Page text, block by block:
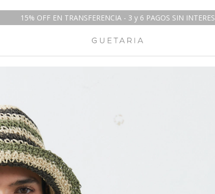
15% OFF EN TRANSFERENCIA - 3 y 6 PAGOS SIN INTERES